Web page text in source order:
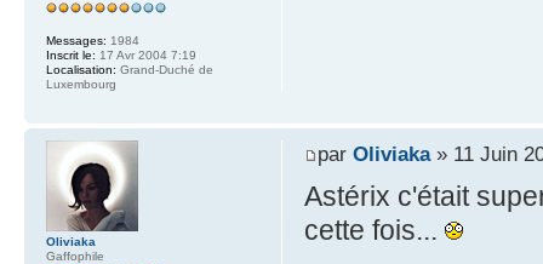
Messages: 1984
Inscrit le: 17 Avr 2004 7:19
Localisation: Grand-Duché de
Luxembourg
par Oliviaka» 11 Juin
Astérix c'était
cette fois...
Oliviaka
Gaffophile